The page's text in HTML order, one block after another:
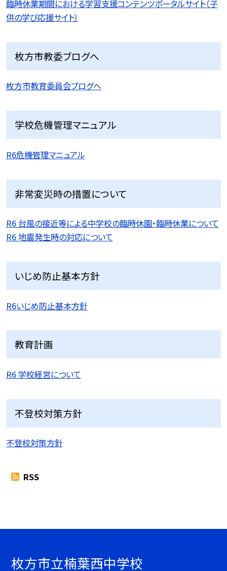
臨時休業期間における学習支援コンテンツポータルサイト（子
供の学び応援サイト）
枚方市教委ブログへ
枚方市教育委員会ブログへ
学校危機管理マニュアル
R6危機管理マニュアル
非常変災時の措置について
R6 台風の接近等による中学校の臨時休園・臨時休業について
R6 地震発生時の対応について
いじめ防止基本方針
R6いじめ防止基本方針
教育計画
R6 学校経営について
不登校対策方針
不登校対策方針
RSS
枚方市立楠葉西中学校